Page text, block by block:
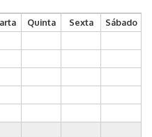
Quinta Sexta
Sábado